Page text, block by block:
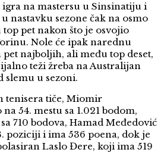
igra na mastersu u Sinsinatiju i
nastavku sezone čak na osmo
pet nakon što je osvojio
Nole će ipak narednu
pet najboljih, ali među top deset,
teži žreba na Australijan
slemu u sezoni.
tenisera tiče, Miomir
54. mestu sa 1.021 bodom,
710 bodova, Hamad Međedović
poziciji i ima 536 poena, dok je
Laslo Đere, koji ima 519